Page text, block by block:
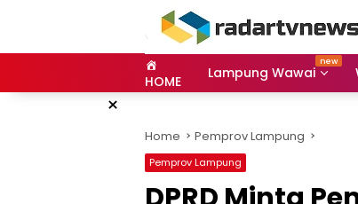
HOME Lampung Wawai
×
Home Pemprov Lampung
Pemprov Lampung